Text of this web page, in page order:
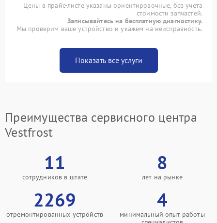
Цены в прайс-листе указаны ориентировочные, без учета
стоимости запчастей.
Записывайтесь на бесплатную диагностику.
Мы проверим ваше устройство и укажем на неисправность.
Показать все услуги
Преимущества сервисного центра
Vestfrost
11
сотрудников в штате
8
лет на рынке
2269
отремонтированных устройств
4
минимальный опыт работы